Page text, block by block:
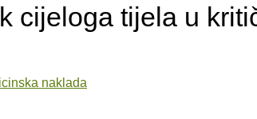
cijeloga tijela u
naklada